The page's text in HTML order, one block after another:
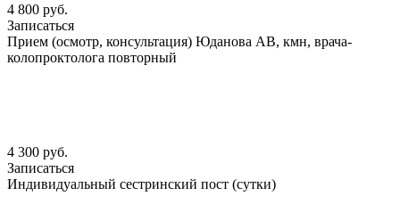
4 800 руб.
Записаться
Прием (осмотр, консультация) Юданова АВ, кмн, врача-
колопроктолога повторный
4 300 руб.
Записаться
Индивидуальный сестринский пост (сутки)